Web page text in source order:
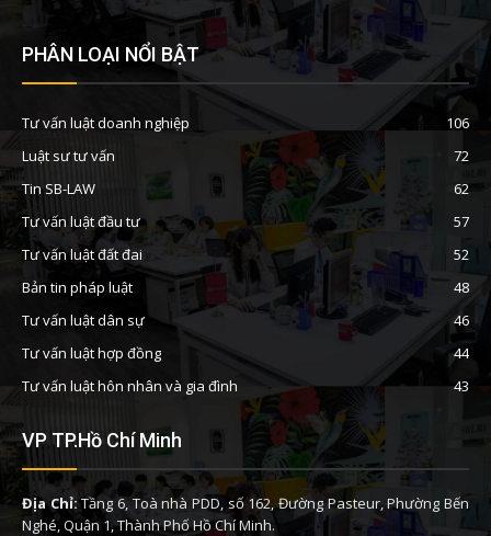
PHÂN LOẠI NỔI BẬT
Tư vấn luật doanh nghiệp
106
Luật sư tư vấn
72
Tin SB-LAW
62
Tư vấn luật đầu tư
57
Tư vấn luật đất đai
52
Bản tin pháp luật
48
Tư vấn luật dân sự
46
Tư vấn luật hợp đồng
44
Tư vấn luật hôn nhân và gia đình
43
VP TP.Hồ Chí Minh
Địa Chỉ:Tầng 6, Toà nhà PDD, số 162, Đường Pasteur, Phường Bến
Nghé, Quận 1, Thành Phố Hồ Chí Minh.